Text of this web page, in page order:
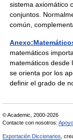
sistema axiomático
conjuntos.
común,
matemáticos
matemáticos desde
se orienta por los
definir el grado de
© Academic, 2000-2026
Contacte con nosotros:
Exportación Diccionarios,